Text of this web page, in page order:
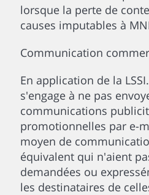
lorsque la perte de
causes imputables à
Communication
En application de la
s'engage à ne pas
communications
promotionnelles par e-
moyen de
équivalent qui n'aient
demandées ou
les destinataires de